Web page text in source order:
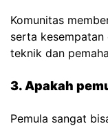
Komunitas
serta
teknik dan
3. Apakah
Pemula sangat